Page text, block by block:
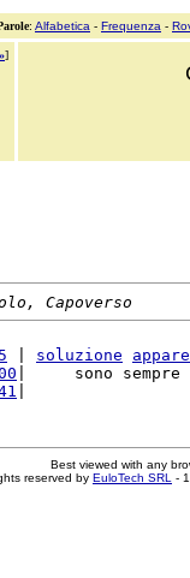
: Alfabetica - Frequenza -
»]
Capoverso
soluzione
|     sono
Best viewed with any
reserved by EuloTech SRL -